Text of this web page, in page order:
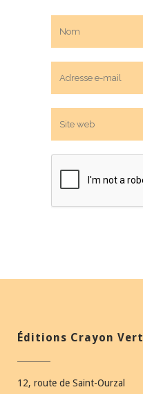
Éditions Crayon Vert
12, route de Saint-Ourzal